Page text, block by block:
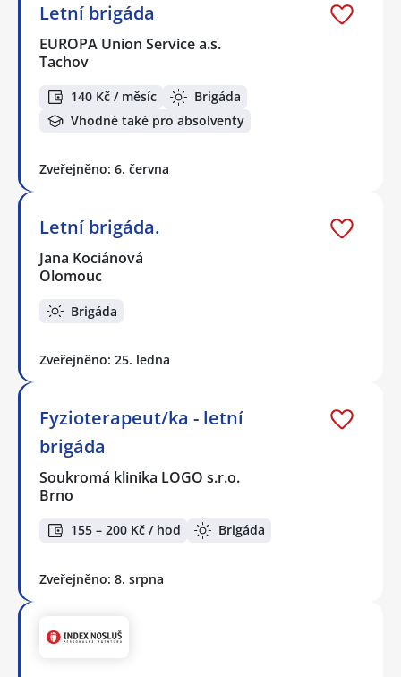
Letní brigáda
EUROPA Union Service a.s.
Tachov
140 Kč / měsíc
Brigáda
Vhodné také pro absolventy
Zveřejněno: 6. června
Letní brigáda.
Jana Kociánová
Olomouc
Brigáda
Zveřejněno: 25. ledna
Fyzioterapeut/ka - letní
brigáda
Soukromá klinika LOGO s.r.o.
Brno
155 – 200 Kč / hod Brigáda
Zveřejněno: 8. srpna